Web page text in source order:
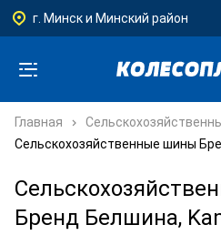
г. Минск и Минский район
Главная
Сельскохозяйственные шины
Бренд Белшина,